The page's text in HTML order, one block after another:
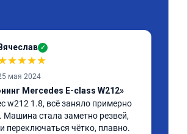
Вячеслав ✓
★★★★
мая 2024
Mercedes E-class W212»
w212 1.8, всё заняло примерно
Машина стала заметно резвей,
переключаться чётко, плавно.